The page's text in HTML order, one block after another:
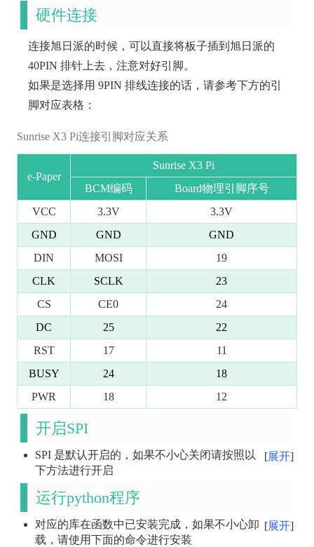
硬件连接
连接旭日派的时候，可以直接将板子插到旭日派的
40PIN 排针上去，注意对好引脚。
如果是选择用 9PIN 排线连接的话，请参考下方的引
脚对应表格：
Sunrise X3 Pi连接引脚对应关系
e-Paper
Sunrise X3 Pi
BCM编码
Board物理引脚序号
VCC
3.3V
3.3V
GND
GND
GND
DIN
MOSI
19
CLK
SCLK
23
CS
CE0
24
DC
25
22
RST
17
11
BUSY
24
18
PWR
18 12
开启SPI
展开
SPI 是默认开启的，如果不小心关闭请按照以
下方法进行开启
运行python程序
展开
对应的库在函数中已安装完成，如果不小心卸
载，请使用下面的命令进行安装